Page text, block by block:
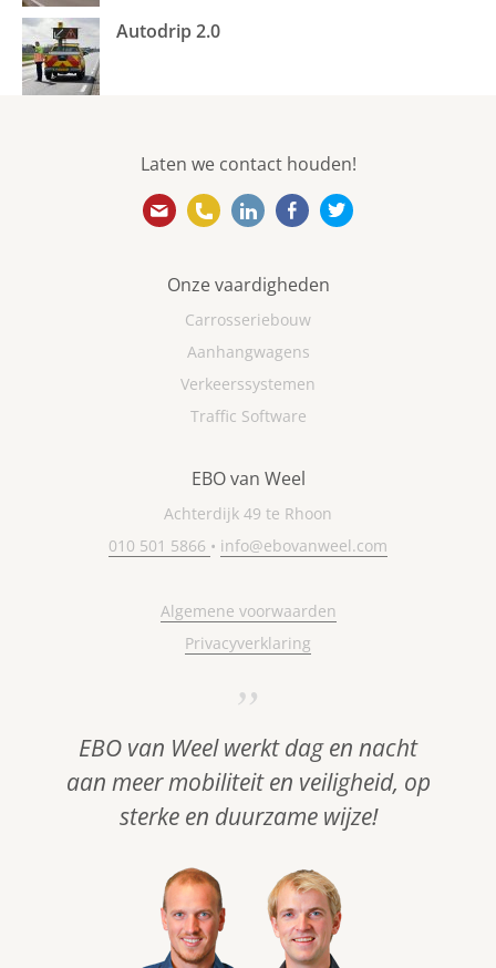
Autodrip 2.0
Laten we contact houden!
info@ebovanweel.com
010 501 5866
https://www.linkedin.com/
https://
Onze vaardigheden
Carrosseriebouw
Aanhangwagens
Verkeerssystemen
Traffic Software
EBO van Weel
Achterdijk 49 te Rhoon
010 501 5866 • info@ebovanweel.com
Algemene voorwaarden
Privacyverklaring
EBO van Weel werkt dag en nacht
aan meer mobiliteit en veiligheid, op
sterke en duurzame wijze!